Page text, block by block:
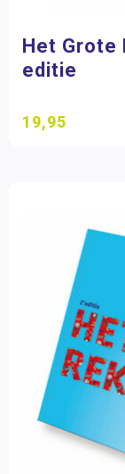
Het Grote
editie
19,95